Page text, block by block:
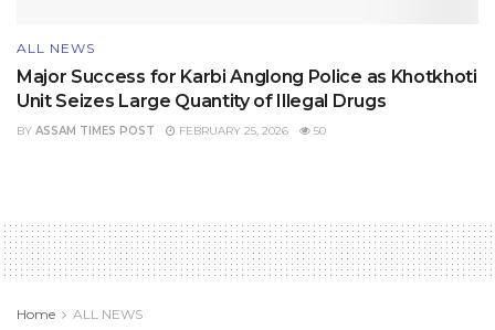
ALL NEWS
Major Success for Karbi Anglong Police as Khotkhoti
Unit Seizes Large Quantity of Illegal Drugs
BY ASSAM TIMES POST FEBRUARY 25, 2026 50
Home ALL NEWS